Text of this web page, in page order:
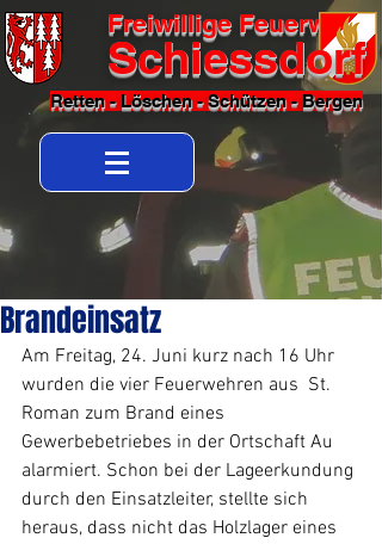
Freiwillige Feuerwehr
Schiessdorf
Retten - Löschen - Schützen - Bergen
Brandeinsatz
Am Freitag, 24. Juni kurz nach 16 Uhr
wurden die vier Feuerwehren aus  St.
Roman zum Brand eines
Gewerbebetriebes in der Ortschaft Au
alarmiert. Schon bei der Lageerkundung
durch den Einsatzleiter, stellte sich
heraus, dass nicht das Holzlager eines